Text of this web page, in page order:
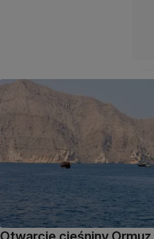
Otwarcie cieśniny